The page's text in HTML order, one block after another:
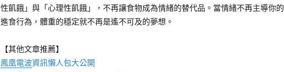
性飢餓」與「心理性飢餓」，不再讓食物成為情緒的替代品。當情緒不再主導你的
進食行為，體重的穩定就不再是遙不可及的夢想。
【其他文章推薦】
鳳凰電波資訊懶人包大公開